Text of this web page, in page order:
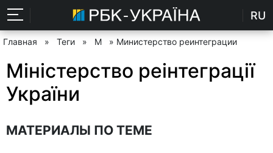
RU
Главная » Теги » М » Министерство реинтеграции
Міністерство реінтеграції
України
МАТЕРИАЛЫ ПО ТЕМЕ